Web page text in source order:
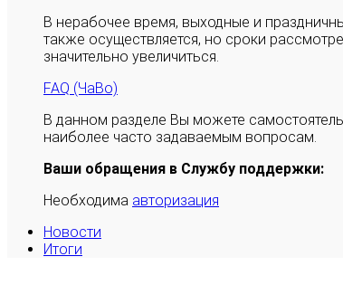
В нерабочее время, выходные и
также осуществляется, но сроки
значительно увеличиться.
FAQ (ЧаВо)
В данном разделе Вы можете
наиболее часто задаваемым вопросам.
Ваши обращения в Службу поддержки:
Необходима авторизация
Новости
Итоги